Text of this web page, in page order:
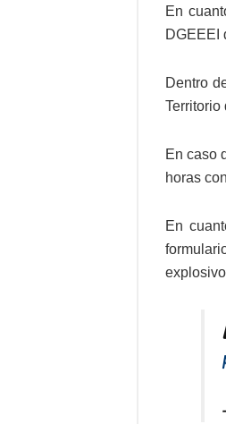
En
DGEEEI
Dentro
Territorio
En caso
horas
En